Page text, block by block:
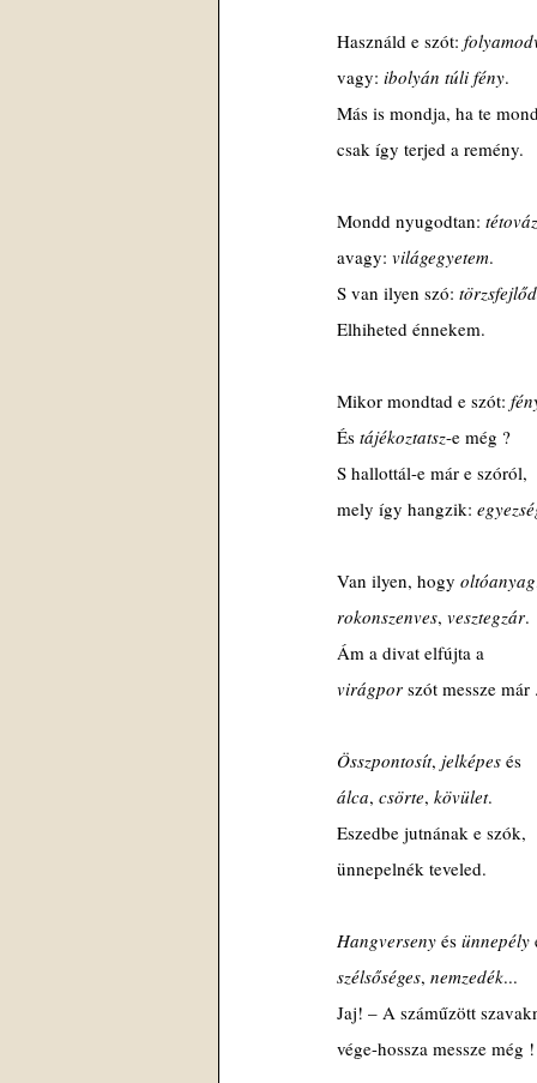
Használd e szót:
vagy: ibolyán túli fény.
Más is mondja, ha te
csak így terjed a remény.
Mondd nyugodtan:
avagy: világegyetem.
S van ilyen szó:
Elhiheted énnekem.
Mikor mondtad e szót:
És tájékoztatsz-e még ?
S hallottál-e már e szóról,
mely így hangzik:
Van ilyen, hogy oltóanyag
rokonszenves, vesztegzár.
Ám a divat elfújta a
virágpor szót messze már
Összpontosít, jelképes és
álca, csörte, kövület.
Eszedbe jutnának e szók,
ünnepelnék teveled.
Hangverseny és ünnepély
szélsőséges, nemzedék...
Jaj! – A száműzött
vége-hossza messze még !